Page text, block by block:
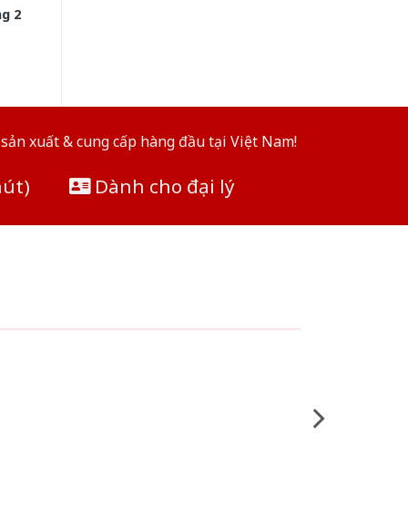
2
xuất & cung cấp hàng đầu tại Việt Nam!
Dành cho đại lý